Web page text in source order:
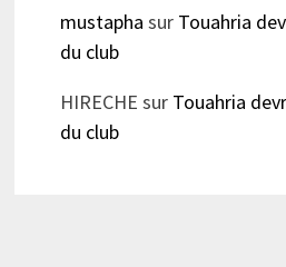
mustapha sur Touahria
du club
HIRECHE sur Touahria
du club